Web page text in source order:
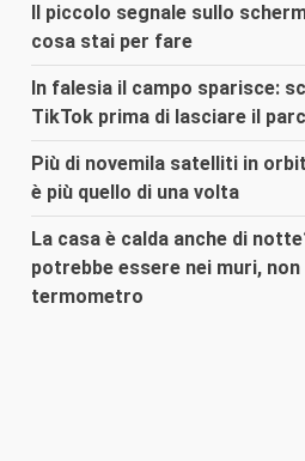
Il piccolo segnale sullo
cosa stai per fare
In falesia il campo sparisce:
TikTok prima di lasciare il
Più di novemila satelliti in
è più quello di una volta
La casa è calda anche di
potrebbe essere nei muri, non
termometro